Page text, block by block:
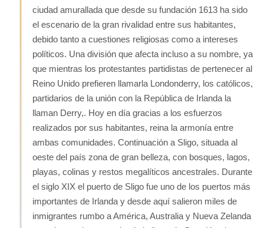
ciudad amurallada que desde su fundación 1613 ha sido
el escenario de la gran rivalidad entre sus habitantes,
debido tanto a cuestiones religiosas como a intereses
políticos. Una división que afecta incluso a su nombre, ya
que mientras los protestantes partidistas de pertenecer al
Reino Unido prefieren llamarla Londonderry, los católicos,
partidarios de la unión con la República de Irlanda la
llaman Derry,. Hoy en día gracias a los esfuerzos
realizados por sus habitantes, reina la armonía entre
ambas comunidades. Continuación a Sligo, situada al
oeste del país zona de gran belleza, con bosques, lagos,
playas, colinas y restos megalíticos ancestrales. Durante
el siglo XIX el puerto de Sligo fue uno de los puertos más
importantes de Irlanda y desde aquí salieron miles de
inmigrantes rumbo a América, Australia y Nueva Zelanda